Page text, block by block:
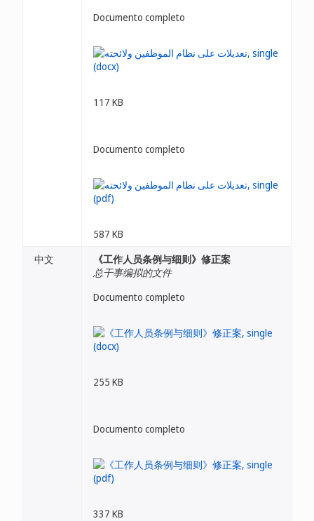
Documento completo
117 KB
Documento completo
587 KB
中文
《工作人员条例与细则》修正案
总干事编拟的文件
Documento completo
255 KB
Documento completo
337 KB